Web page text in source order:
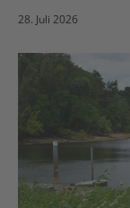
28. Juli 2026